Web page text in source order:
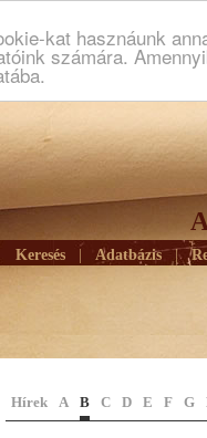
kat hasznáunk
számára.
Keresés Adatbázis |
Hírek A B C D E F G